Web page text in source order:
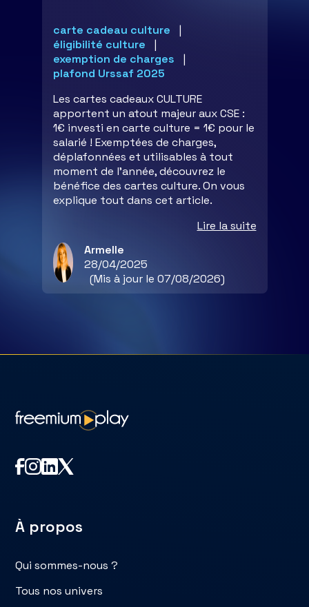
carte cadeau culture
éligibilité culture
exemption de charges
plafond Urssaf 2025
Les cartes cadeaux CULTURE
apportent un atout majeur aux CSE :
1€ investi en carte culture = 1€ pour le
salarié ! Exemptées de charges,
déplafonnées et utilisables à tout
moment de l'année, découvrez le
bénéfice des cartes culture. On vous
explique tout dans cet article.
Lire la suite
Armelle
28/04/2025
(Mis à jour le 07/08/2026)
À propos
Qui sommes-nous ?
Tous nos univers